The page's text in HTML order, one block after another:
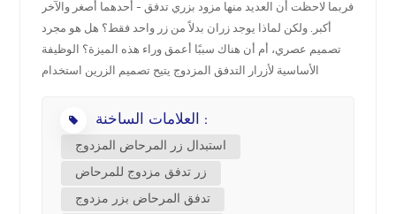
中文
هَوُسَ
فربما لاحظت أن العديد منها مزود بزري تدفق - أحدهما أصغر والآخر
أكبر. ولكن لماذا يوجد زران بدلاً من زر واحد فقط؟ هل هو مجرد
تصميم عصري، أم أن هناك سببًا أعمق وراء هذه الميزة؟ الوظيفة
الأساسية لأزرار التدفق المزدوج يتيح تصميم الزرين استخدام
نصف المرحاض (حوالي 3 لترات)، وهو مثالي للنفايات السائلة، بينما
يُفعّل الزر الأكبر الشطف الكامل (حوالي 6 لترات)، وهو مناسب
للنفايات الصلبة. يُعرف هذا النظام باسم شطف المرحاض بزرين،
وهو مصمم لمنح المستخدمين تحكمًا أكبر في استهلاك المياه. تعمل
الأزرار مع صمام تدفق ثنائي الوضع متوافق. عند الضغط على أيٍّ من
العلامات الساخنة :
استبدال زر المرحاض المزدوج
زر تدفق مزدوج للمرحاض
تدفق المرحاض بزر مزدوج